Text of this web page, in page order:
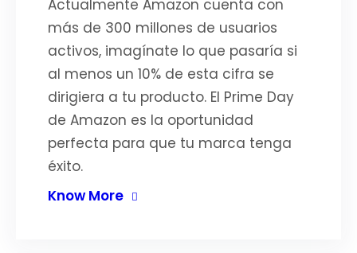
Actualmente Amazon cuenta con
más de 300 millones de usuarios
activos, imagínate lo que pasaría si
al menos un 10% de esta cifra se
dirigiera a tu producto. El Prime Day
de Amazon es la oportunidad
perfecta para que tu marca tenga
éxito.
Know More